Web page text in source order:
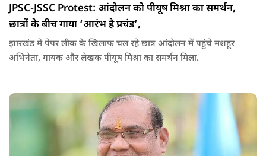
JPSC-JSSC Protest: आंदोलन को पीयूष मिश्रा का समर्थन,
छात्रों के बीच गाया ‘आरंभ है प्रचंड’,
झारखंड में पेपर लीक के खिलाफ चल रहे छात्र आंदोलन में पहुंचे मशहूर
अभिनेता, गायक और लेखक पीयूष मिश्रा का समर्थन मिला.